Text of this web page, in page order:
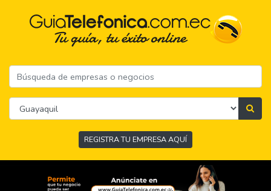
REGISTRA TU EMPRESA AQUÍ